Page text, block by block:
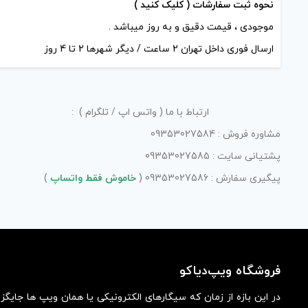
ساعت پیش
تمامی قیمت ها بروز هستند.
افزودن به سبد خرید
کپ
تمامی قیمت ها بروز
نحوه ثبت سفارشات ( کلیک کنید )
موجودی ، قیمت دقیق و به روز میباشد .
ارسال فوری داخل تهران 2 ساعت / دیگر شهرها 2 تا 4 روز
ارتباط با ما ( واتس اپ / تلگرام ) :
مشاوره فروش : 09353027584
پشتیانی سایت : 09353027585
پیگیری سفارش : 09353027586 (
خاموش فقط واتساپ )
فروشگاه ویپ‌دیاکو
در این بازه از زمان که سیگارهای الکترونیکی یا همان ویپ ها